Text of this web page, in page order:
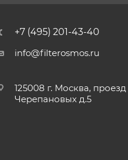
+7 (495) 201-43-40
info@filterosmos.ru
125008 г. Москва, проезд
Черепановых д.5